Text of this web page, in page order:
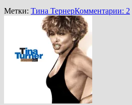
Метки: Тина ТернерКомментарии: 2